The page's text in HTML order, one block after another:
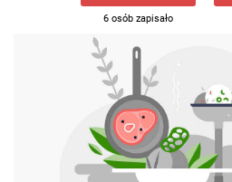
6 osób zapisało